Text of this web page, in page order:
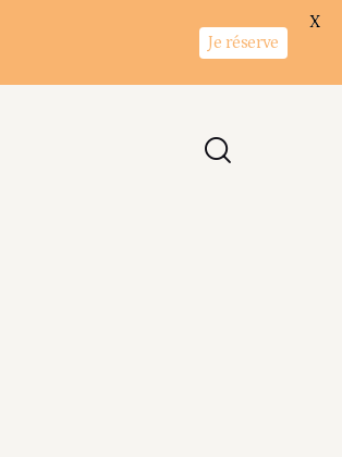
Je réserve
X